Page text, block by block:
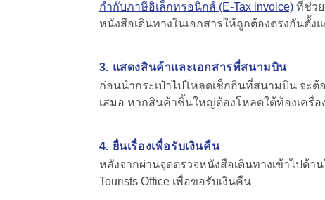
กำกับภาษีอิเล็กทรอนิกส์ (E-Tax invoice)ที่ช่วย
หนังสือเดินทางในเอกสารให้ถูกต้องตรงกันตั้ง
3. แสดงสินค้าและเอกสารที่สนามบิน
ก่อนนำกระเป๋าไปโหลดเช็กอินที่สนามบิน จะ
เสมอ หากสินค้าชิ้นใหญ่ต้องโหลดใต้ท้องเครื่อ
4. ยื่นเรื่องเพื่อรับเงินคืน
หลังจากผ่านจุดตรวจหนังสือเดินทางเข้าไปด้า
Tourists Office เพื่อขอรับเงินคืน